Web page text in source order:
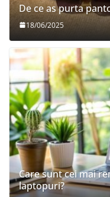
De ce as purta
18/06/2025
Care sunt cei mai
laptopuri?